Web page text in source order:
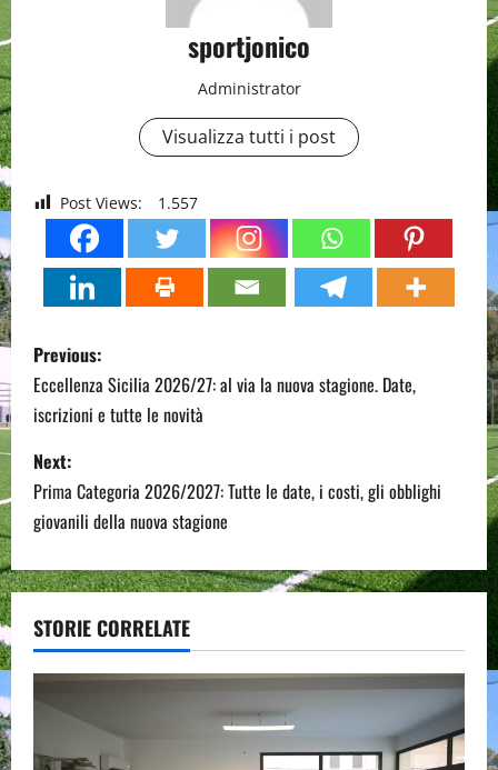
sportjonico
Administrator
Visualizza tutti i post
Post Views: 1.557
P
o
s
t
n
a
v
i
g
Previous:
Eccellenza Sicilia 2026/27: al via la nuova stagione. Date,
iscrizioni e tutte le novità
Next:
Prima Categoria 2026/2027: Tutte le date, i costi, gli obblighi
giovanili della nuova stagione
STORIE CORRELATE